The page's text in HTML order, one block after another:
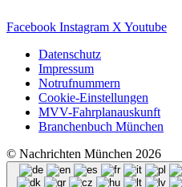
Facebook Instagram X Youtube
Datenschutz
Impressum
Notrufnummern
Cookie-Einstellungen
MVV-Fahrplanauskunft
Branchenbuch München
© Nachrichten München 2026